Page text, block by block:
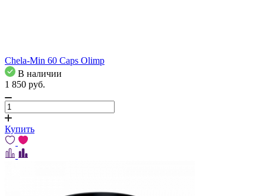
Chela-Min 60 Caps Olimp
В наличии
1 850 pуб.
Купить